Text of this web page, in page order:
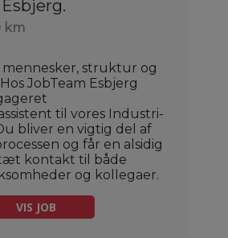
km
mennesker, struktur og
JobTeam Esbjerg
til vores Industri-
bliver en vigtig del af
og får en alsidig
kontakt til både
og kollegaer.
VIS JOB